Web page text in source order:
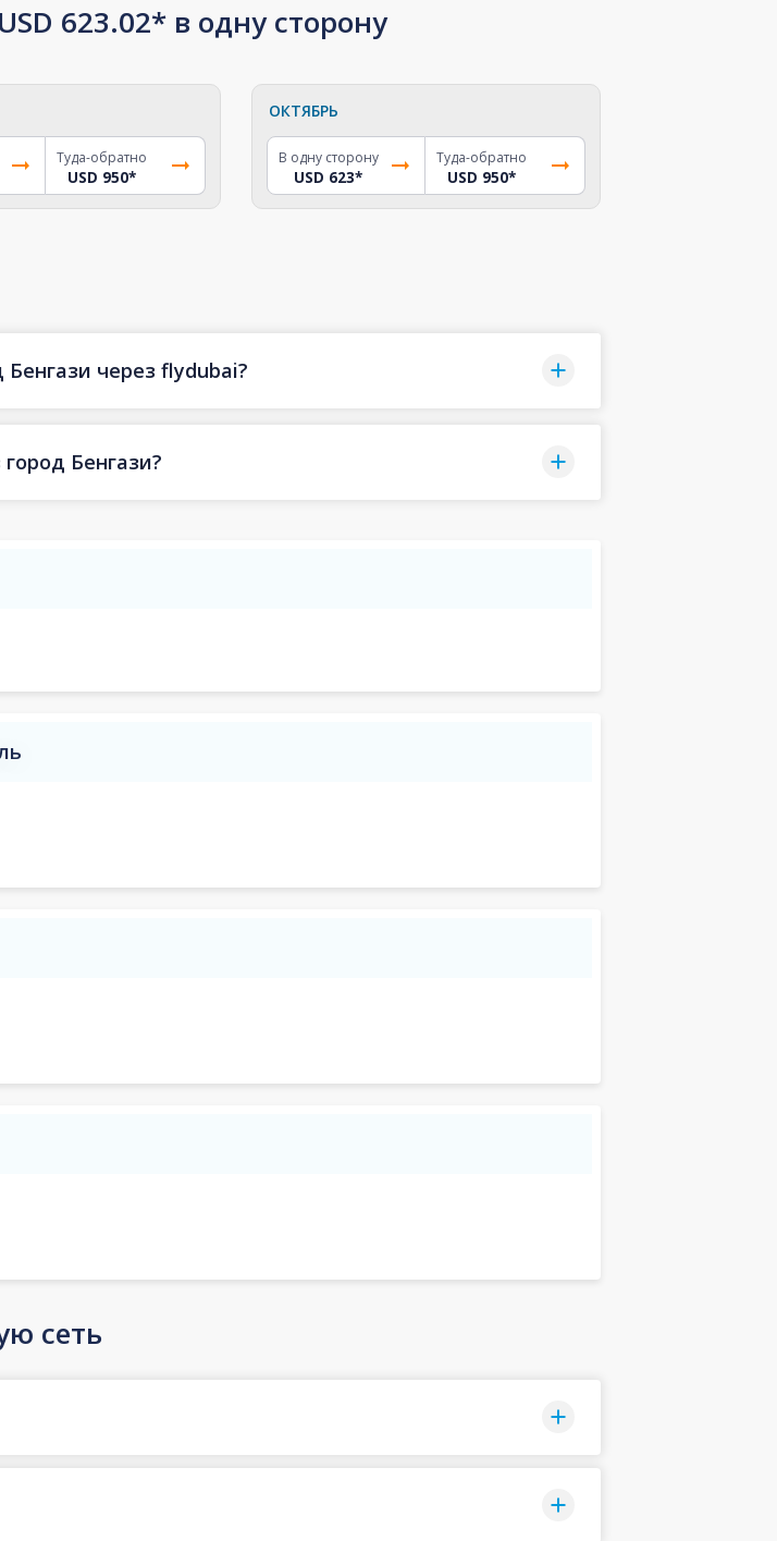
623.02* в одну сторону
Туда-обратно
USD 950*
ОКТЯБРЬ
В одну сторону
USD 623*
Туда-обратно
USD 950*
через flydubai?
Бенгази?
сеть